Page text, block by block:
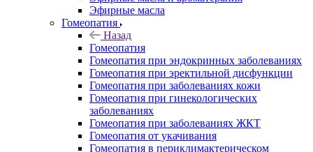
Эфирные масла
Гомеопатия
Назад
Гомеопатия
Гомеопатия при эндокринных заболеваниях
Гомеопатия при эректильной дисфункции
Гомеопатия при заболеваниях кожи
Гомеопатия при гинекологических
заболеваниях
Гомеопатия при заболеваниях ЖКТ
Гомеопатия от укачивания
Гомеопатия в периклимактерическом